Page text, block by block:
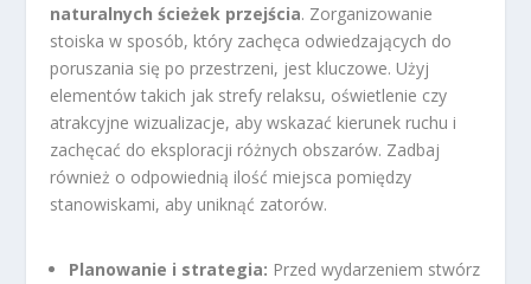
naturalnych ścieżek przejścia. Zorganizowanie
stoiska w sposób, który zachęca odwiedzających do
poruszania się po przestrzeni, jest kluczowe. Użyj
elementów takich jak strefy relaksu, oświetlenie czy
atrakcyjne wizualizacje, aby wskazać kierunek ruchu i
zachęcać do eksploracji różnych obszarów. Zadbaj
również o odpowiednią ilość miejsca pomiędzy
stanowiskami, aby uniknąć zatorów.
Planowanie i strategia: Przed wydarzeniem stwórz